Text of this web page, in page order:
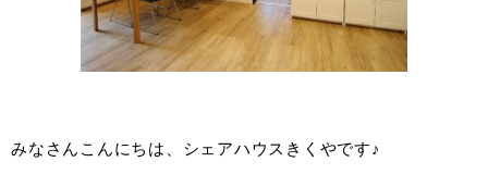
みなさんこんにちは、シェアハウスきくやです♪